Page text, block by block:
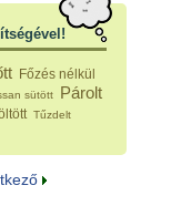
Főzés nélkül
sütött Párolt
Tűzdelt